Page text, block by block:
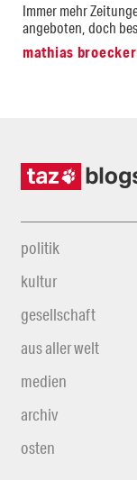
Immer mehr
angeboten, doch
mathias
politik
kultur
gesellschaft
aus aller welt
medien
archiv
osten